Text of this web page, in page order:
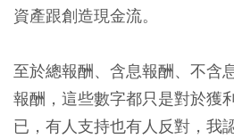
資產跟創造現金流。
至於總報酬、含息報酬、不含
報酬，這些數字都只是對於獲
已，有人支持也有人反對，我